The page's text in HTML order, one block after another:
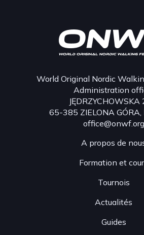
World Original Nordic
Administration
JĘDRZYCHOWSKA
65-385 ZIELONA GÓRA,
office@onwf.org
A propos de
Formation et
Tournois
Actualités
Guides